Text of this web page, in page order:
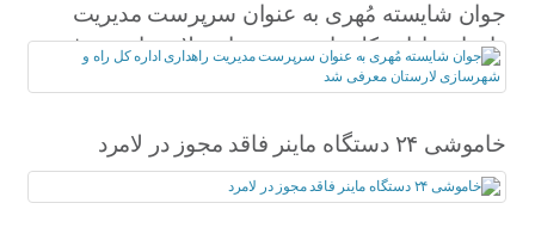
جوان شایسته مُهری به عنوان سرپرست مدیریت
راهداری اداره کل راه و شهرسازی لارستان معرفی
شد
خاموشی ۲۴ دستگاه ماینر فاقد مجوز در لامرد